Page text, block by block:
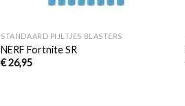
STANDAARD PIJLTJES BLASTERS
NERF Fortnite SR
€26,95